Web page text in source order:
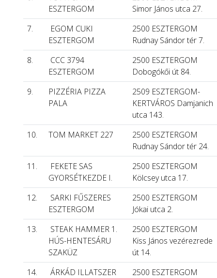
ESZTERGOM
Simor János utca 27.
7.
EGOM CUKI
ESZTERGOM
2500 ESZTERGOM
Rudnay Sándor tér 7.
8.
CCC 3794
ESZTERGOM
2500 ESZTERGOM
Dobogókői út 84.
9.
PIZZÉRIA PIZZA
PALA
2509 ESZTERGOM-
KERTVÁROS Damjanich
utca 143.
10.
TOM MARKET 227
2500 ESZTERGOM
Rudnay Sándor tér 24.
11.
FEKETE SAS
GYORSÉTKEZDE I.
2500 ESZTERGOM
Kölcsey utca 17.
12.
SARKI FŰSZERES
ESZTERGOM
2500 ESZTERGOM
Jókai utca 2.
13.
STEAK HAMMER 1.
HÚS-HENTESÁRU
SZAKÜZ
2500 ESZTERGOM
Kiss János vezérezrede
út 14.
14.
ÁRKÁD ILLATSZER
2500 ESZTERGOM